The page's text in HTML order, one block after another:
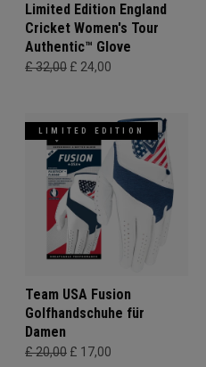
Limited Edition England
Cricket Women's Tour
Authentic™ Glove
£ 32,00 £ 24,00
LIMITED EDITION
Team USA Fusion
Golfhandschuhe für
Damen
£ 20,00 £ 17,00